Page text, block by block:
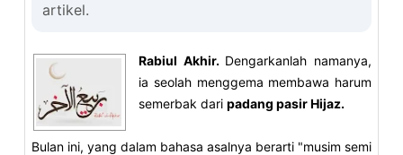
artikel.
Rabiul Akhir. Dengarkanlah namanya,
ia seolah menggema membawa harum
semerbak dari padang pasir Hijaz.
Bulan ini, yang dalam bahasa asalnya berarti "musim semi